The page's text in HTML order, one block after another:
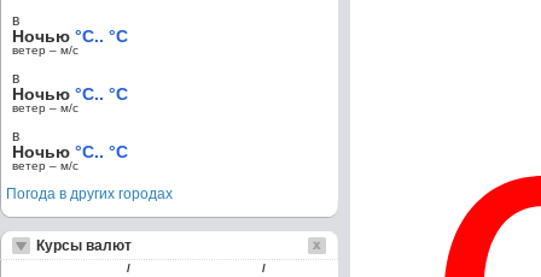
в
Ночью °C.. °C
ветер – м/c
в
Ночью °C.. °C
ветер – м/c
в
Ночью °C.. °C
ветер – м/c
Погода в других городах
Курсы валют
/ /